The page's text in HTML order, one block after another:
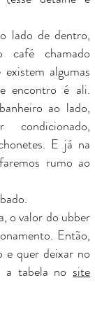
lado de dentro,
chamado
algumas
encontro é ali.
ao lado,
E já na
rumo ao
o valor do ubber
Então,
e quer deixar no
a tabela no site